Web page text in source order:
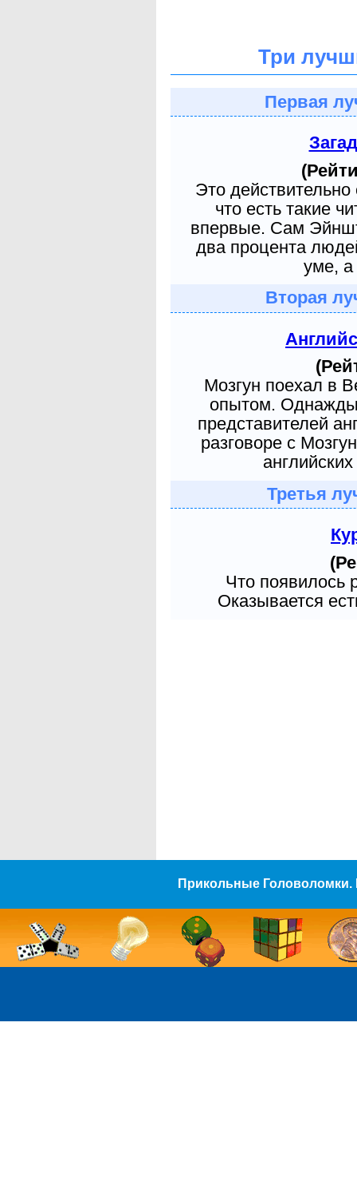
Три
Первая
Это
что есть такие
впервые. Сам
два процента
уме, а
Вторая
Мозгун поехал в
опытом. Однажды
представителей
разговоре с
Третья
Что появилось
Оказывается
Прикольные